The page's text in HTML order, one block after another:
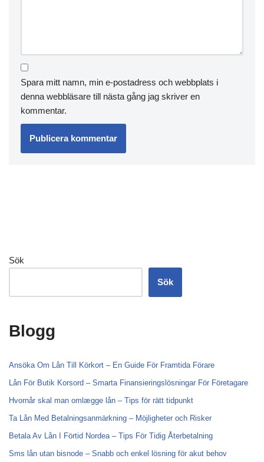
Spara mitt namn, min e-postadress och webbplats i
denna webbläsare till nästa gång jag skriver en
kommentar.
Sök
Sök
Blogg
Ansöka Om Lån Till Körkort – En Guide För Framtida Förare
Lån För Butik Korsord – Smarta Finansieringslösningar För Företagare
Hvornår skal man omlægge lån – Tips för rätt tidpunkt
Ta Lån Med Betalningsanmärkning – Möjligheter och Risker
Betala Av Lån I Förtid Nordea – Tips För Tidig Återbetalning
Sms lån utan bisnode – Snabb och enkel lösning för akut behov